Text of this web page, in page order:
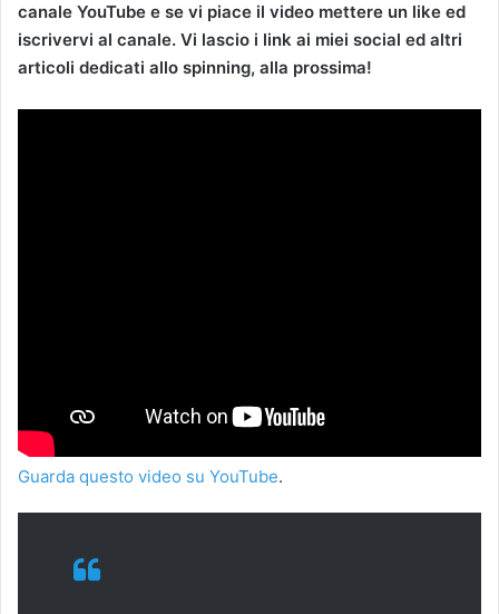
canale YouTube e se vi piace il video mettere un like ed
iscrivervi al canale. Vi lascio i link ai miei social ed altri
articoli dedicati allo spinning, alla prossima!
Guarda questo video su YouTube.